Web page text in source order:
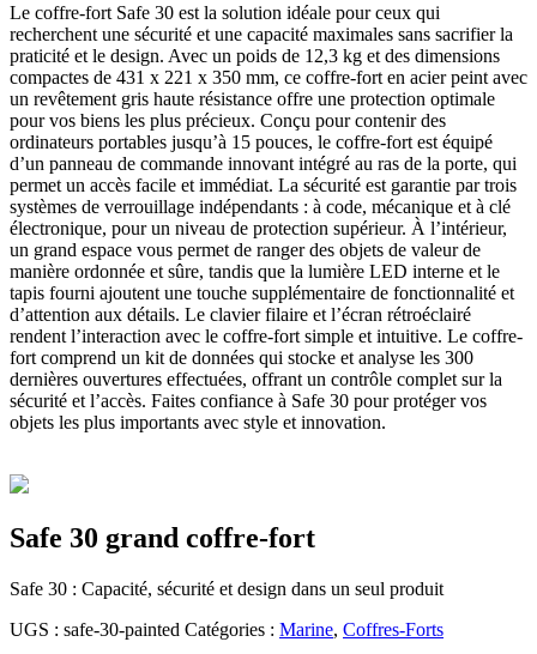
Le coffre-fort Safe 30 est la solution idéale pour ceux qui
recherchent une sécurité et une capacité maximales sans sacrifier la
praticité et le design. Avec un poids de 12,3 kg et des dimensions
compactes de 431 x 221 x 350 mm, ce coffre-fort en acier peint avec
un revêtement gris haute résistance offre une protection optimale
pour vos biens les plus précieux. Conçu pour contenir des
ordinateurs portables jusqu’à 15 pouces, le coffre-fort est équipé
d’un panneau de commande innovant intégré au ras de la porte, qui
permet un accès facile et immédiat. La sécurité est garantie par trois
systèmes de verrouillage indépendants : à code, mécanique et à clé
électronique, pour un niveau de protection supérieur. À l’intérieur,
un grand espace vous permet de ranger des objets de valeur de
manière ordonnée et sûre, tandis que la lumière LED interne et le
tapis fourni ajoutent une touche supplémentaire de fonctionnalité et
d’attention aux détails. Le clavier filaire et l’écran rétroéclairé
rendent l’interaction avec le coffre-fort simple et intuitive. Le coffre-
fort comprend un kit de données qui stocke et analyse les 300
dernières ouvertures effectuées, offrant un contrôle complet sur la
sécurité et l’accès. Faites confiance à Safe 30 pour protéger vos
objets les plus importants avec style et innovation.
Safe 30 grand coffre-fort
Safe 30 : Capacité, sécurité et design dans un seul produit
UGS : safe-30-painted Catégories : Marine, Coffres-Forts